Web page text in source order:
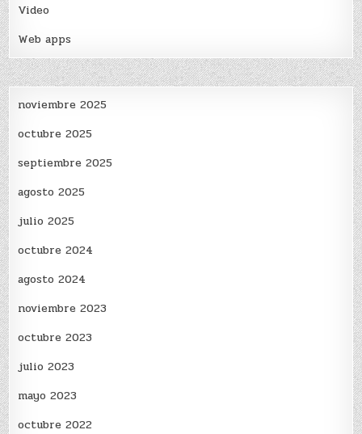
Video
Web apps
noviembre 2025
octubre 2025
septiembre 2025
agosto 2025
julio 2025
octubre 2024
agosto 2024
noviembre 2023
octubre 2023
julio 2023
mayo 2023
octubre 2022